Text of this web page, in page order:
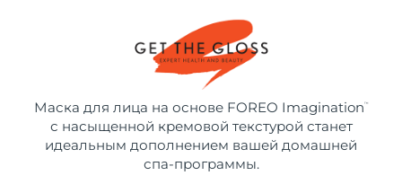
Маска для лица на основе FOREO Imagination ™
с насыщенной кремовой текстурой станет
идеальным дополнением вашей домашней
спа-программы.